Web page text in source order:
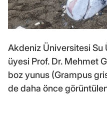
Akdeniz Üniversitesi Su
üyesi Prof. Dr. Mehmet
boz yunus (Grampus
de daha önce